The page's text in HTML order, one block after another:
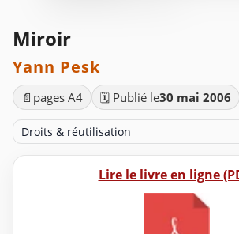
Miroir
Yann Pesk
📄 pages A4 🗓️ Publié le30 mai 2006
Droits & réutilisation
Lire le livre en ligne